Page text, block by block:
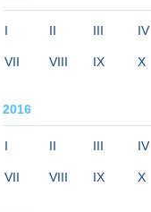
I II III IV
VII VIII IX X
2016
I II III IV
VII VIII IX X